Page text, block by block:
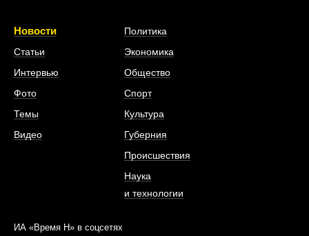
Новости
Статьи
Интервью
Фото
Темы
Видео
Политика
Экономика
Общество
Спорт
Культура
Губерния
Происшествия
Наука
и технологии
ИА «Время Н» в соцсетях